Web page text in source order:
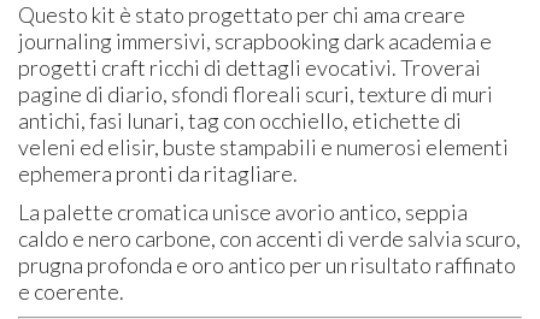
Questo kit è stato progettato per chi ama creare
journaling immersivi, scrapbooking dark academia e
progetti craft ricchi di dettagli evocativi. Troverai
pagine di diario, sfondi floreali scuri, texture di muri
antichi, fasi lunari, tag con occhiello, etichette di
veleni ed elisir, buste stampabili e numerosi elementi
ephemera pronti da ritagliare.
La palette cromatica unisce avorio antico, seppia
caldo e nero carbone, con accenti di verde salvia scuro,
prugna profonda e oro antico per un risultato raffinato
e coerente.